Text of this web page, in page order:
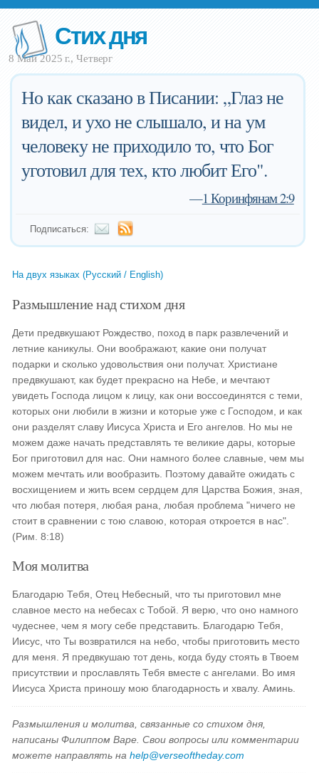
Стих дня
8 Май 2025 г., Четверг
Но как сказано в Писании: „Глаз не
видел, и ухо не слышало, и на ум
человеку не приходило то, что Бог
уготовил для тех, кто любит Его".
—1 Коринфянам 2:9
Подписаться:
На двух языках (Русский / English)
Размышление над стихом дня
Дети предвкушают Рождество, поход в парк развлечений и
летние каникулы. Они воображают, какие они получат
подарки и сколько удовольствия они получат. Христиане
предвкушают, как будет прекрасно на Небе, и мечтают
увидеть Господа лицом к лицу, как они воссоединятся с теми,
которых они любили в жизни и которые уже с Господом, и как
они разделят славу Иисуса Христа и Его ангелов. Но мы не
можем даже начать представлять те великие дары, которые
Бог приготовил для нас. Они намного более славные, чем мы
можем мечтать или вообразить. Поэтому давайте ожидать с
восхищением и жить всем сердцем для Царства Божия, зная,
что любая потеря, любая рана, любая проблема "ничего не
стоит в сравнении с тою славою, которая откроется в нас".
(Рим. 8:18)
Моя молитва
Благодарю Тебя, Отец Небесный, что ты приготовил мне
славное место на небесах с Тобой. Я верю, что оно намного
чудеснее, чем я могу себе представить. Благодарю Тебя,
Иисус, что Ты возвратился на небо, чтобы приготовить место
для меня. Я предвкушаю тот день, когда буду стоять в Твоем
присутствии и прославлять Тебя вместе с ангелами. Во имя
Иисуса Христа приношу мою благодарность и хвалу. Аминь.
Размышления и молитва, связанные со стихом дня,
написаны Филиппом Варе. Свои вопросы или комментарии
можете направлять наhelp@verseoftheday.com